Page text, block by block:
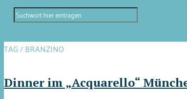
TAG / BRANZINO
Dinner im „Acquarello“